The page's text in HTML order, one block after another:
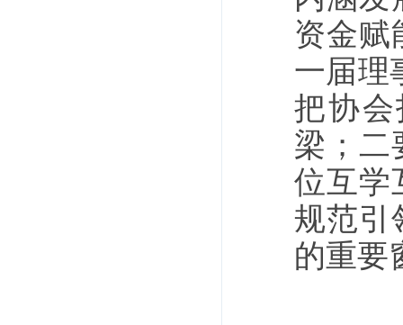
资金赋
一届理
把协
梁；二
位互学
规范引
的重要